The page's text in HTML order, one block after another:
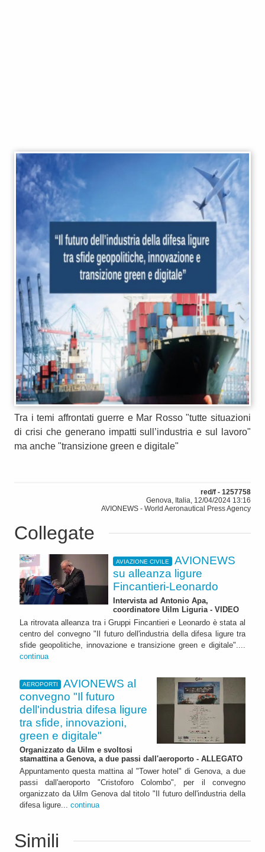
Tra i temi affrontati guerre e Mar Rosso "tutte situazioni
di crisi che generano impatti sull’industria e sul lavoro"
ma anche "transizione green e digitale"
red/f - 1257758
Genova, Italia, 12/04/2024 13:16
AVIONEWS - World Aeronautical Press Agency
Collegate
AVIAZIONE CIVILE
AVIONEWS
su alleanza ligure
Fincantieri-Leonardo
Intervista ad Antonio Apa,
coordinatore Uilm Liguria - VIDEO
La ritrovata alleanza tra i Gruppi Fincantieri e Leonardo è stata al
centro del convegno "Il futuro dell'industria della difesa ligure tra
sfide geopolitiche, innovazione e transizione green e digitale"....
continua
AEROPORTI
AVIONEWS al
convegno "Il futuro
dell'industria difesa ligure
tra sfide, innovazioni,
green e digitale"
Organizzato da Uilm e svoltosi
stamattina a Genova, a due passi dall'aeroporto - ALLEGATO
Appuntamento questa mattina al "Tower hotel" di Genova, a due
passi dall'aeroporto "Cristoforo Colombo", per il convegno
organizzato da Uilm Genova dal titolo "Il futuro dell'industria della
difesa ligure... continua
Simili